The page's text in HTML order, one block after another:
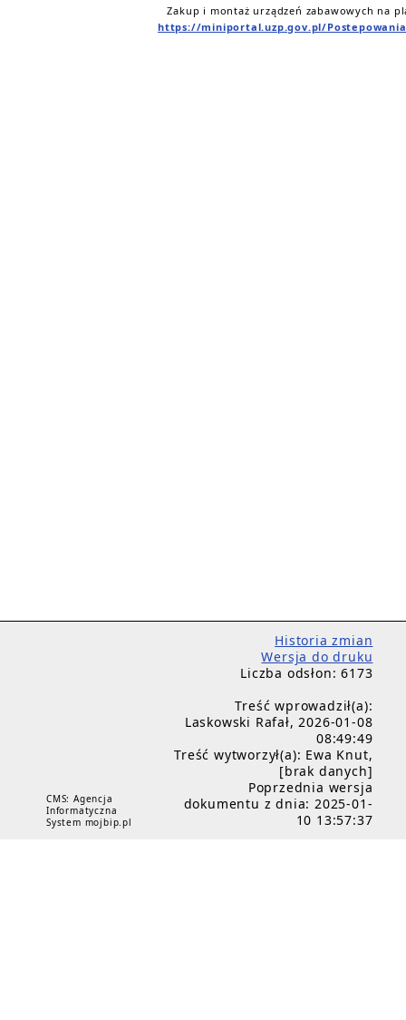
Zakup i montaż urządzeń zabawowych na
https://miniportal.uzp.gov.pl/
CMS: Agencja
Informatyczna
System mojbip.pl
Historia zmian
Wersja do druku
Liczba odsłon: 6173
Treść wprowadził(a):
Laskowski Rafał, 2026-01-08
08:49:49
Treść wytworzył(a): Ewa Knut,
[brak danych]
Poprzednia wersja
dokumentu z dnia: 2025-01-
10 13:57:37